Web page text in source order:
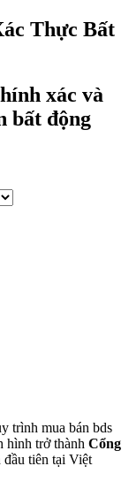
Thực Bất
xác và
bất động
trình mua bán bds
hình trở thành Cổng
đầu tiên tại Việt